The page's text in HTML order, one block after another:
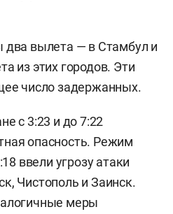
два вылета — в Стамбул и
из этих городов. Эти
число задержанных.
с 3:23 и до 7:22
опасность. Режим
ввели угрозу атаки
Чистополь и Заинск.
меры